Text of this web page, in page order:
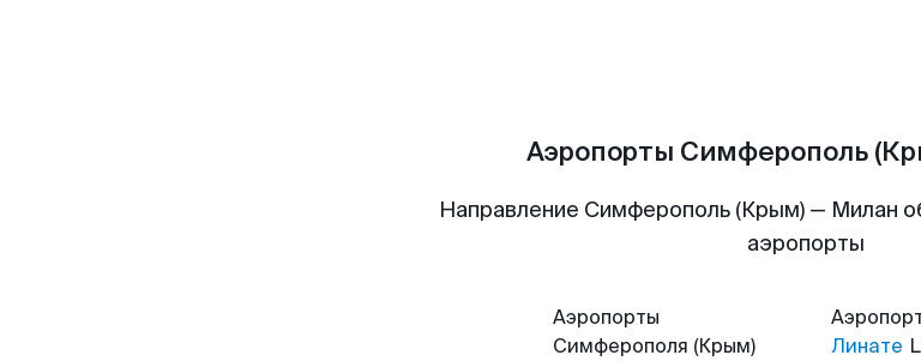
Аэропорты Симферополь
Направление Симферополь (Крым) — Милан
аэропорты
Аэропорты
Симферополя (Крым)
Линате